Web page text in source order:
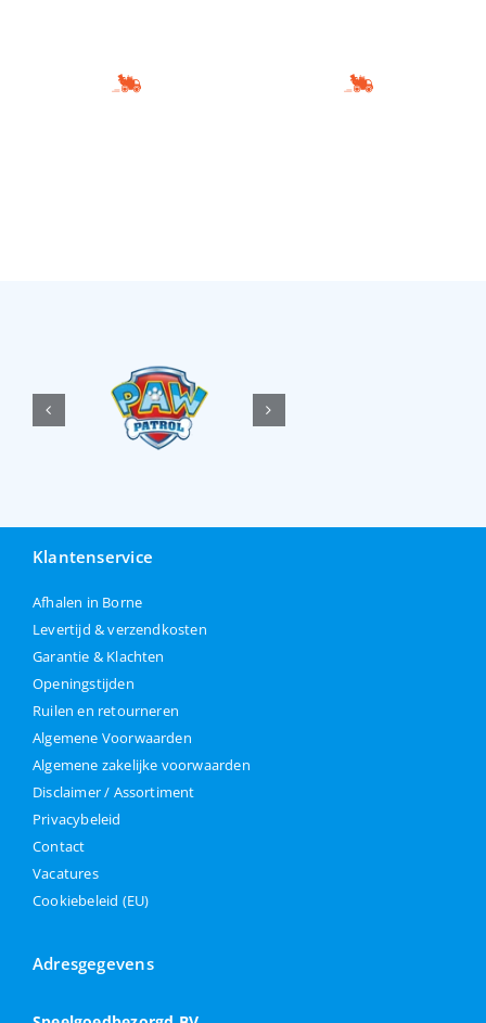
Klantenservice
Afhalen in Borne
Levertijd & verzendkosten
Garantie & Klachten
Openingstijden
Ruilen en retourneren
Algemene Voorwaarden
Algemene zakelijke voorwaarden
Disclaimer / Assortiment
Privacybeleid
Contact
Vacatures
Cookiebeleid (EU)
Adresgegevens